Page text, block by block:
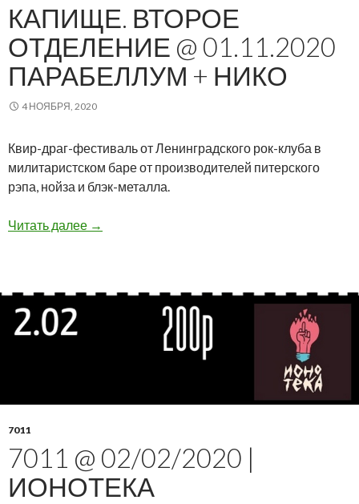
КАПИЩЕ. ВТОРОЕ
ОТДЕЛЕНИЕ @ 01.11.2020
ПАРАБЕЛЛУМ + НИКО
4 НОЯБРЯ, 2020
Квир-драг-фестиваль от Ленинградского рок-клуба в
милитаристском баре от производителей питерского
рэпа, нойза и блэк-металла.
Читать далее Капище. Второе отделение @ 01.11.2020
→
7011
7011 @ 02/02/2020 |
ИОНОТЕКА